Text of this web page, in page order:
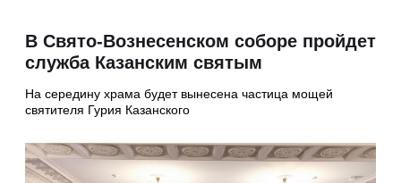
В Свято-Вознесенском соборе пройдет
служба Казанским святым
На середину храма будет вынесена частица мощей
святителя Гурия Казанского